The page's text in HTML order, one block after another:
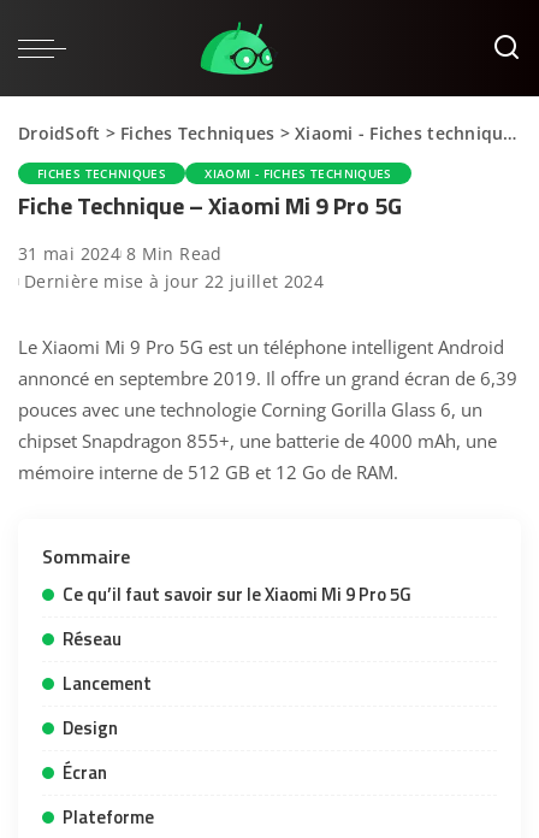
DroidSoft > Fiches Techniques >Xiaomi - Fiches techniques
FICHES TECHNIQUES XIAOMI - FICHES TECHNIQUES
Fiche Technique – Xiaomi Mi 9 Pro 5G
31 mai 2024 8 Min Read
Dernière mise à jour 22 juillet 2024
Le Xiaomi Mi 9 Pro 5G est un téléphone intelligent Android
annoncé en septembre 2019. Il offre un grand écran de 6,39
pouces avec une technologie Corning Gorilla Glass 6, un
chipset Snapdragon 855+, une batterie de 4000 mAh, une
mémoire interne de 512 GB et 12 Go de RAM.
Sommaire
Ce qu’il faut savoir sur le Xiaomi Mi 9 Pro 5G
Réseau
Lancement
Design
Écran
Plateforme